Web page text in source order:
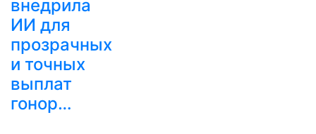
внедрила
ИИ для
прозрачных
и точных
выплат
гонор…